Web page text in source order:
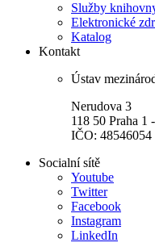
Služby
Elektronické
Katalog
Kontakt
Ústav
Nerudova 3
118 50 Praha 1
IČO: 48546054
Socialní sítě
Youtube
Twitter
Facebook
Instagram
LinkedIn